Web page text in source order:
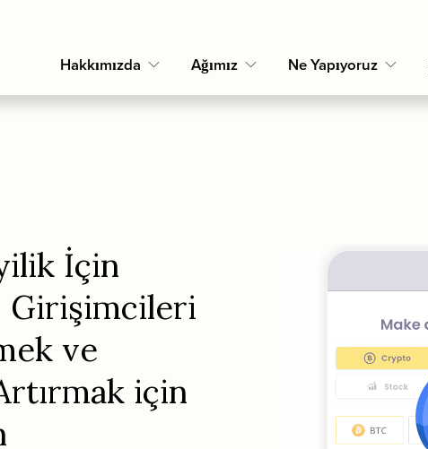
Hakkımızda Ağımız Ne Yapıyoruz
İçin
Girişimcileri
ve
için